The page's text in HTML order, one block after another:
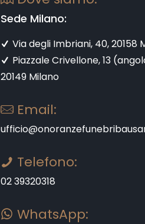
Sede Milano:
Via degli Imbriani, 40, 20158
Piazzale Crivellone, 13
20149 Milano
Email:
Telefono:
02 39320318
WhatsApp: